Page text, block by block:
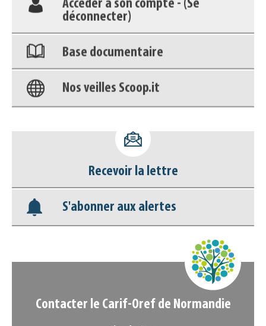
Base documentaire
Nos veilles Scoop.it
Appels à projets
Recevoir la lettre
Contacter le Carif-Oref de Normandie